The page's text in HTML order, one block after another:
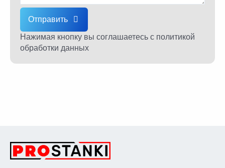
Отправить
Нажимая кнопку вы соглашаетесь с политикой
обработки данных